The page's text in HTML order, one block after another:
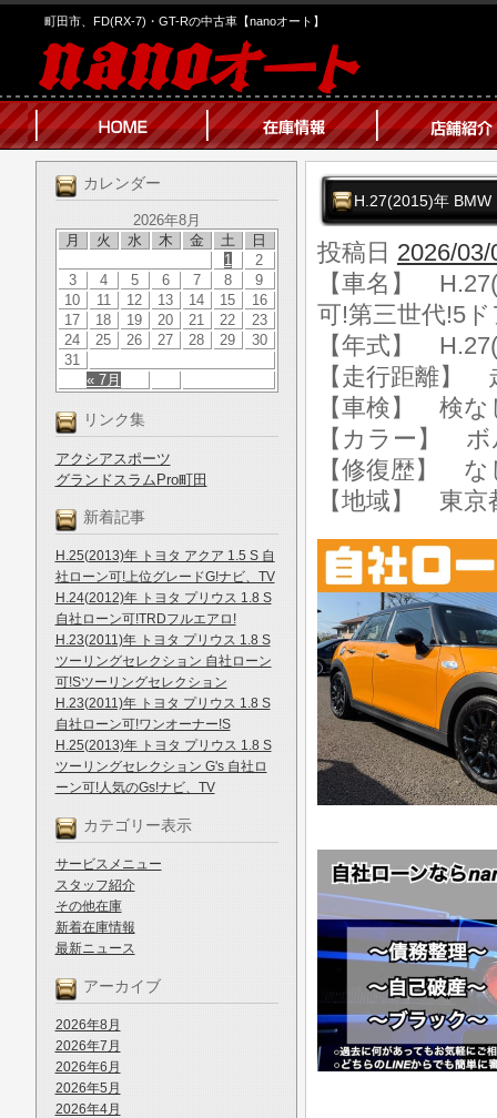
町田市、FD(RX-7)・GT-Rの中古車【nanoオート】
カレンダー
2026年8月
月
火 水 木 金 土 日
« 7月
1
2
3
4 5 6 7 8
9
10
11 12 13 14 15
16
17
18 19 20 21 22
23
24
25 26 27 28 29
30
31
リンク集
アクシアスポーツ
グランドスラムPro町田
新着記事
H.25(2013)年 トヨタ アクア 1.5 S 自
社ローン可!上位グレードG!ナビ、TV
H.24(2012)年 トヨタ プリウス 1.8 S
自社ローン可!TRDフルエアロ!
H.23(2011)年 トヨタ プリウス 1.8 S
ツーリングセレクション 自社ローン
可!Sツーリングセレクション
H.23(2011)年 トヨタ プリウス 1.8 S
自社ローン可!ワンオーナー!S
H.25(2013)年 トヨタ プリウス 1.8 S
ツーリングセレクション G's 自社ロ
ーン可!人気のGs!ナビ、TV
カテゴリー表示
サービスメニュー
スタッフ紹介
その他在庫
新着在庫情報
最新ニュース
アーカイブ
2026年8月
2026年7月
2026年6月
2026年5月
2026年4月
H.27(2015)年 BMW
投稿日 2026/03/
【車名】
可!第三世代!5
【年式】
【走行距離】
【車検】 検な
【カラー】
【修復歴】 な
【地域】 東京